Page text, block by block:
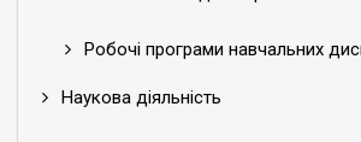
Робочі програми навчальних
Наукова діяльність